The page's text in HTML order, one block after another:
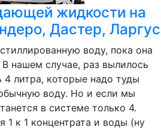
жидкости на
Дастер, Ларгус
воду, пока она
нашем случае, раз вылилось
4 литра, которые надо туды
воду. Но и если мы
в системе только 4.
1 к 1 концентрата и воды (ну